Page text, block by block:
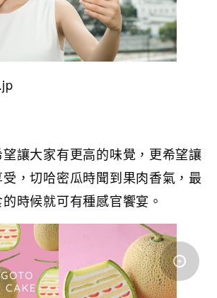
讓大家有更高的味覺，更希望讓
，切哈密瓜時聞到果肉香氣，最
時候就可有種感官饗宴。